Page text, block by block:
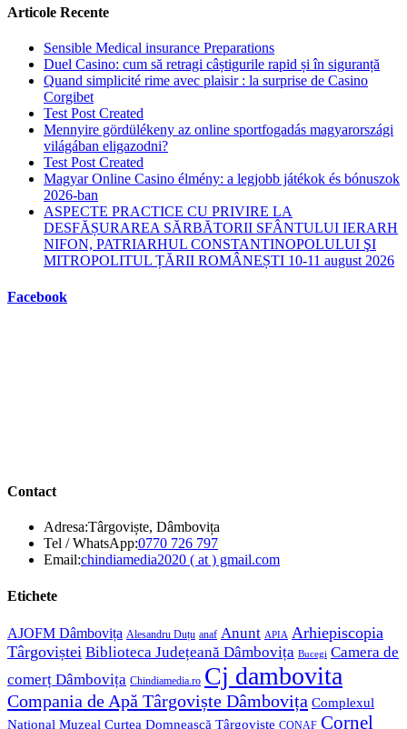
Articole Recente
Sensible Medical insurance Preparations
Duel Casino: cum să retragi câștigurile rapid și în siguranță
Quand simplicité rime avec plaisir : la surprise de Casino
Corgibet
Test Post Created
Mennyire gördülékeny az online sportfogadás magyarországi
világában eligazodni?
Test Post Created
Magyar Online Casino élmény: a legjobb játékok és bónuszok
2026-ban
ASPECTE PRACTICE CU PRIVIRE LA
DESFĂȘURAREA SĂRBĂTORII SFÂNTULUI IERARH
NIFON, PATRIARHUL CONSTANTINOPOLULUI ŞI
MITROPOLITUL ȚĂRII ROMÂNEȘTI 10-11 august 2026
Facebook
Contact
Adresa:Târgoviște, Dâmbovița
Tel / WhatsApp:0770 726 797Opens
in
Email:chindiamedia2020 ( at ) gmail.comOpens
Etichete
AJOFM Dâmbovița Alesandru Duțu anaf Anunt APIA Arhiepiscopia
Târgoviștei Biblioteca Județeană Dâmbovița Bucegi Camera de
comerț Dâmbovița Chindiamedia.ro Cj dambovita
Compania de Apă Târgoviște Dâmbovița Complexul
Național Muzeal Curtea Domnească Târgoviște CONAF Cornel